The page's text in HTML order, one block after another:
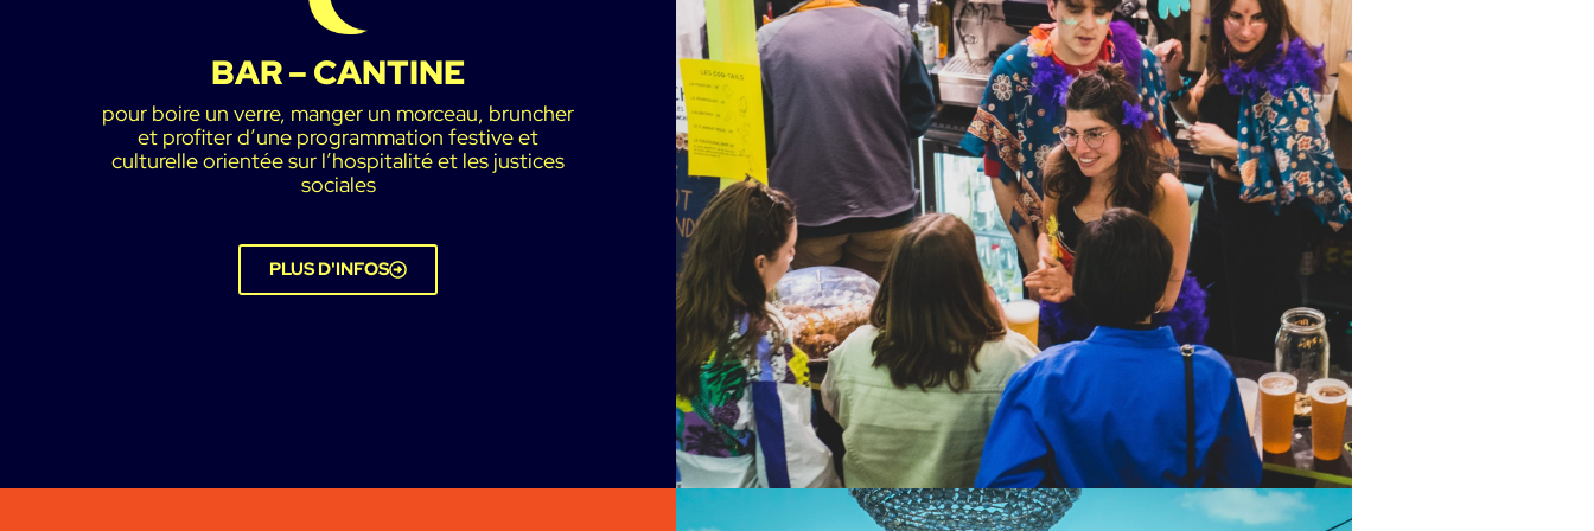
BAR – CANTINE
pour boire un verre, manger un morceau, bruncher
et profiter d’une programmation festive et
culturelle orientée sur l’hospitalité et les justices
sociales
PLUS D'INFOS